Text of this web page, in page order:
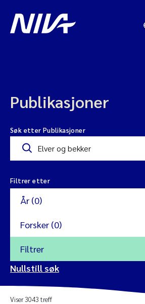
Publikasjoner
Søk etter Publikasjoner
Filtrer etter
År (0)
Forsker (0)
Filtrer
Nullstill søk
Viser 3043 treff